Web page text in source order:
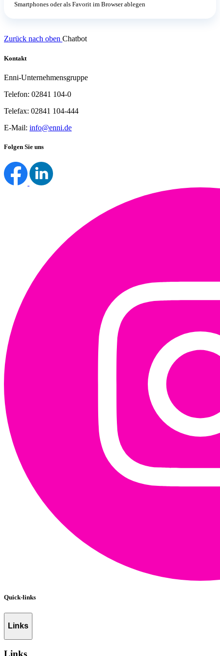
Smartphones oder als Favorit im Browser ablegen
Zurück nach oben Chatbot
Kontakt
Enni-Unternehmensgruppe
Telefon: 02841 104-0
Telefax: 02841 104-444
E-Mail: info@enni.de
Folgen Sie uns
Quick-links
Links